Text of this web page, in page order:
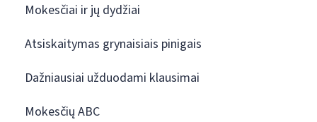
Mokesčiai ir jų dydžiai
Atsiskaitymas grynaisiais pinigais
Dažniausiai užduodami klausimai
Mokesčių ABC